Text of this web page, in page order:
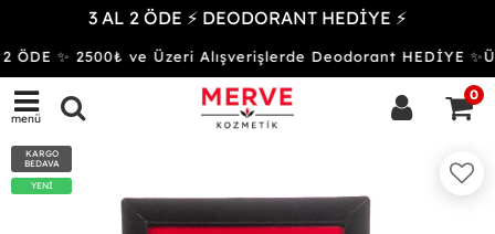
3 AL 2 ÖDE ⚡ DEODORANT HEDİYE ⚡
✨ 2500₺ ve Üzeri Alışverişlerde Deodorant HEDİYE
menü
0
KARGO
BEDAVA
YENİ